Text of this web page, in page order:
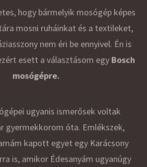
hogy bármelyik mosógép képes
mosni ruháinkat és a textileket,
nem éri be ennyivel. Én is
esett a választásom egy Bosch
mosógépre.
ugyanis ismerősek voltak
gyermekkorom óta. Emlékszek,
kapott egyet egy Karácsony
is, amikor Édesanyám ugyanúgy